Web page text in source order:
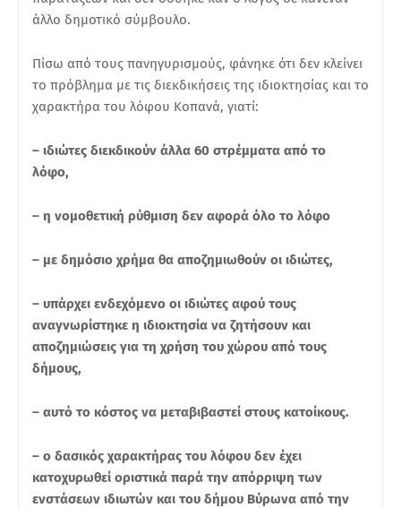
άλλο δημοτικό σύμβουλο.
Πίσω από τους πανηγυρισμούς, φάνηκε ότι δεν κλείνει
το πρόβλημα με τις διεκδικήσεις της ιδιοκτησίας και το
χαρακτήρα του λόφου Κοπανά, γιατί:
– ιδιώτες διεκδικούν άλλα 60 στρέμματα από το
λόφο,
– η νομοθετική ρύθμιση δεν αφορά όλο το λόφο
– με δημόσιο χρήμα θα αποζημιωθούν οι ιδιώτες,
– υπάρχει ενδεχόμενο οι ιδιώτες αφού τους
αναγνωρίστηκε η ιδιοκτησία να ζητήσουν και
αποζημιώσεις για τη χρήση του χώρου από τους
δήμους,
– αυτό το κόστος να μεταβιβαστεί στους κατοίκους.
– ο δασικός χαρακτήρας του λόφου δεν έχει
κατοχυρωθεί οριστικά παρά την απόρριψη των
ενστάσεων ιδιωτών και του δήμου Βύρωνα από την